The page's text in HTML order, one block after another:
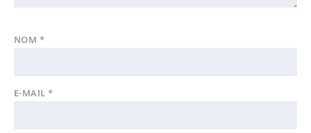
NOM *
E-MAIL *